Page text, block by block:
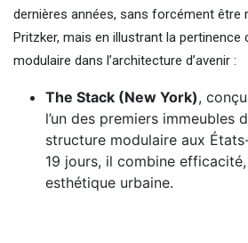
dernières années, sans forcément être
Pritzker, mais en illustrant la pertinence
modulaire dans l’architecture d’avenir :
The Stack (New York),
l’un des premiers immeubles
structure modulaire aux
19 jours, il combine
esthétique urbaine.